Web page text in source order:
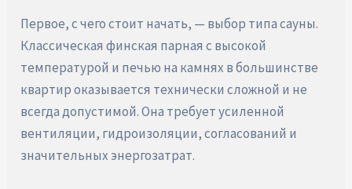
Первое, с чего стоит начать, — выбор типа сауны.
Классическая финская парная с высокой
температурой и печью на камнях в большинстве
квартир оказывается технически сложной и не
всегда допустимой. Она требует усиленной
вентиляции, гидроизоляции, согласований и
значительных энергозатрат.